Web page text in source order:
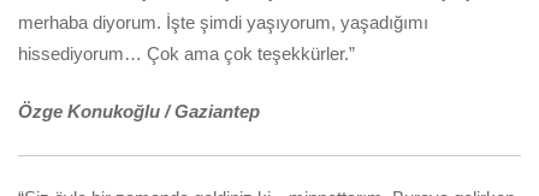
merhaba diyorum. İşte şimdi yaşıyorum, yaşadığımı
hissediyorum… Çok ama çok teşekkürler.”
Özge Konukoğlu / Gaziantep